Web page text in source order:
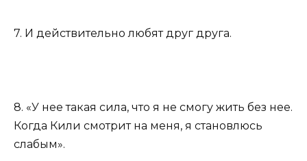
7. И действительно любят друг друга.
8. «У нее такая сила, что я не смогу жить без нее.
Когда Кили смотрит на меня, я становлюсь
слабым».